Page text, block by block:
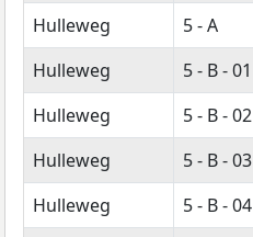
Hulleweg 5 - A
Hulleweg
5 - B - 01
Hulleweg
5 - B - 02
Hulleweg
5 - B - 03
Hulleweg
5 - B - 04